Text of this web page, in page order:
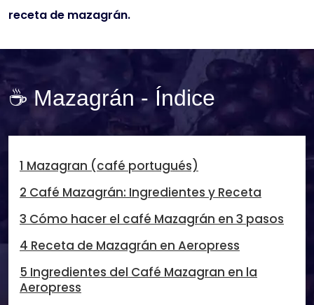
receta de mazagrán.
☕ Mazagrán - Índice
1 Mazagran (café portugués)
2 Café Mazagrán: Ingredientes y Receta
3 Cómo hacer el café Mazagrán en 3 pasos
4 Receta de Mazagrán en Aeropress
5 Ingredientes del Café Mazagran en la
Aeropress